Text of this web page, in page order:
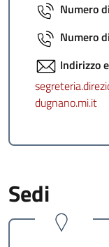
Numero
Numero
Indirizzo
dugnano.mi.it
Sedi